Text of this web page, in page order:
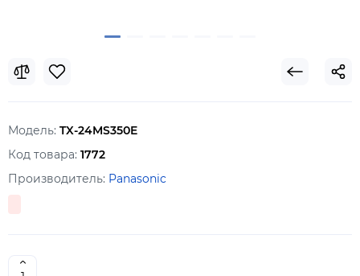
Модель: TX-24MS350E
Код товара: 1772
Производитель: Panasonic